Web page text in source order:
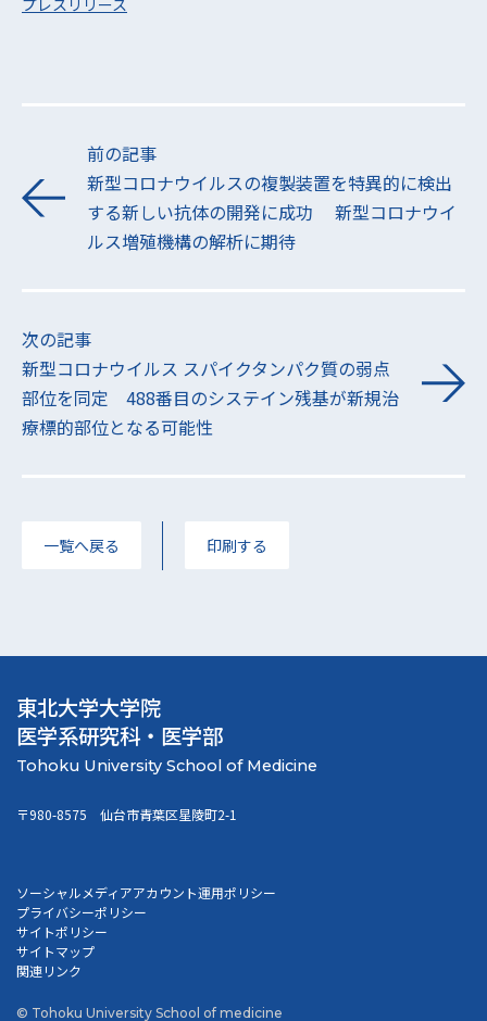
プレスリリース
前の記事
新型コロナウイルスの複製装置を特異的に検出
する新しい抗体の開発に成功 新型コロナウイ
ルス増殖機構の解析に期待
次の記事
新型コロナウイルス スパイクタンパク質の弱点
部位を同定 488番目のシステイン残基が新規治
療標的部位となる可能性
一覧へ戻る 印刷する
東北大学大学院
医学系研究科・医学部
〒980-8575 仙台市青葉区星陵町2-1
ソーシャルメディアアカウント運用ポリシー
プライバシーポリシー
サイトポリシー
サイトマップ
関連リンク
© Tohoku University School of medicine